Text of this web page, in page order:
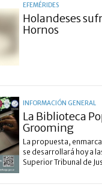
EFEMÉRIDES
Holandeses
Hornos
INFORMACIÓN GENERAL
La Biblioteca
Grooming
La propuesta,
se desarrollará hoy a
Superior Tribunal de